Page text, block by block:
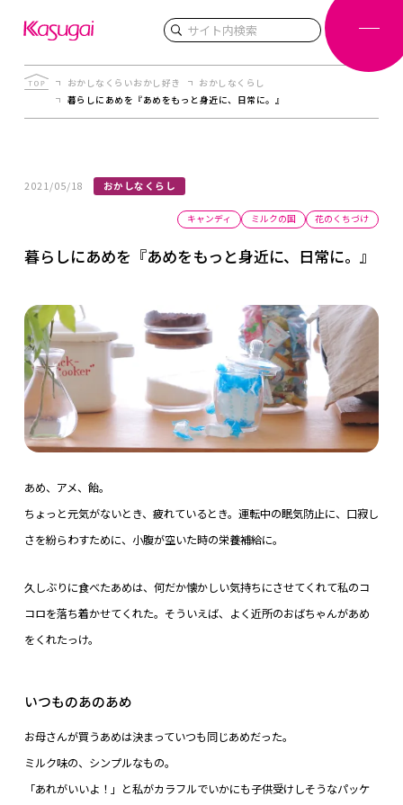
検索
おかしなくらいおかし好き
おかしなくらし
暮らしにあめを『あめをもっと身近に、日常に。』
2021/05/18 おかしなくらし
キャンディ ミルクの国 花のくちづけ
暮らしにあめを『あめをもっと身近に、日常に。』
あめ、アメ、飴。
ちょっと元気がないとき、疲れているとき。運転中の眠気防止に、口寂し
さを紛らわすために、小腹が空いた時の栄養補給に。
久しぶりに食べたあめは、何だか懐かしい気持ちにさせてくれて私のコ
コロを落ち着かせてくれた。そういえば、よく近所のおばちゃんがあめ
をくれたっけ。
いつものあのあめ
お母さんが買うあめは決まっていつも同じあめだった。
ミルク味の、シンプルなもの。
「あれがいいよ！」と私がカラフルでいかにも子供受けしそうなパッケ